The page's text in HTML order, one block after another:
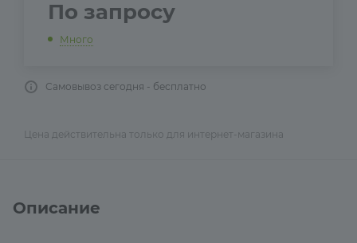
По запросу
Много
Самовывоз сегодня - бесплатно
Цена действительна только для интернет-магазина
Описание